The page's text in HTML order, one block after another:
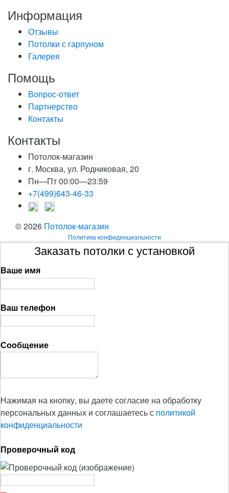
Информация
Отзывы
Потолки с гарпуном
Галерея
Помощь
Вопрос-ответ
Партнерство
Контакты
Контакты
Потолок-магазин
г. Москва, ул. Родниковая, 20
Пн—Пт 00:00—23:59
+7(499)643-46-33
© 2026 Потолок-магазин
Политика конфиденциальности
Заказать потолки с установкой
Ваше имя
Ваш телефон
Сообщение
Нажимая на кнопку, вы даете согласие на обработку
персональных данных и соглашаетесь с политикой
конфиденциальности
Проверочный код